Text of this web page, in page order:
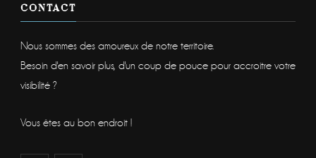
CONTACT
Nous sommes des amoureux de notre territoire.
Besoin d'en savoir plus, d'un coup de pouce pour accroitre votre
visibilité ?
Vous êtes au bon endroit !